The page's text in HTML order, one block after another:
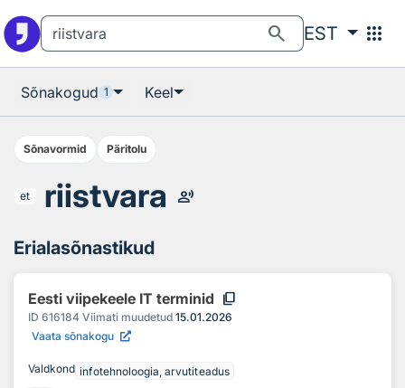
search EST apps
Sõnakogud 1 Keel
Sõnavormid Päritolu
et riistvara record_voice_over
Erialasõnastikud
Eesti viipekeele IT terminid content_copy
ID 616184 Viimati muudetud 15.01.2026
Vaata sõnakogu
Valdkond infotehnoloogia, arvutiteadus